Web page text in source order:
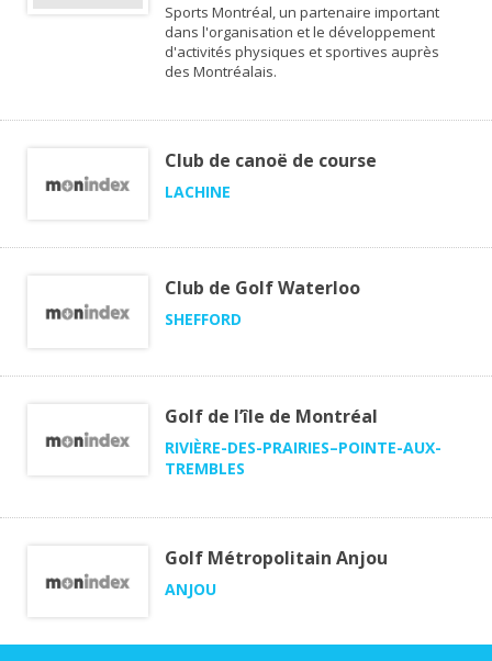
Sports Montréal, un partenaire important
dans l'organisation et le développement
d'activités physiques et sportives auprès
des Montréalais.
Club de canoë de course
LACHINE
Club de Golf Waterloo
SHEFFORD
Golf de l’île de Montréal
RIVIÈRE-DES-PRAIRIES–POINTE-AUX-
TREMBLES
Golf Métropolitain Anjou
ANJOU